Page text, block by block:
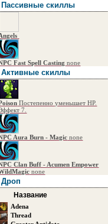
Пассивные скиллы
Fast Spell Casting none
Активные скиллы
Постепенно уменьшает HP.
7.
Aura Burn - Magic none
Clan Buff - Acumen Empower
none
Дроп
Название
Adena
Thread